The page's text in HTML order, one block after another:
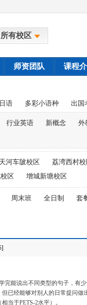
所有校区
师资团队 课程
语 多彩小语种 出国
行业英语 新概念
外
天河车陂校区
荔湾西村
区 增城新塘校区
周末班 全日制
套
完能说出不同类型的句子，有
已经能够对别人的日常提问做
当于PETS-2水平）。